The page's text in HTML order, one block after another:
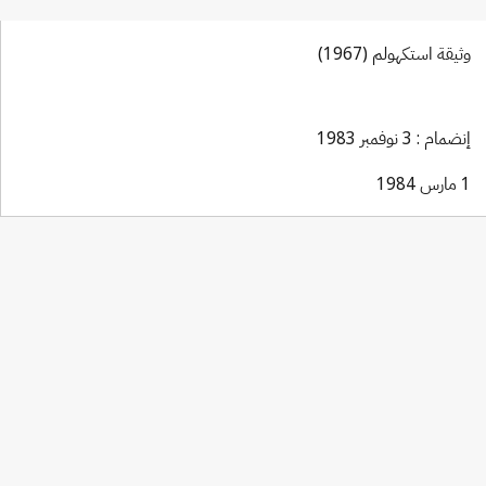
وثيقة استكهولم (1967)
إنضمام : 3 نوفمبر 1983
1 مارس 1984